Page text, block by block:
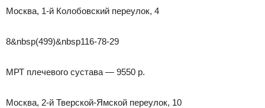
Москва, 1-й Колобовский переулок, 4
8&nbsp(499)&nbsp116-78-29
МРТ плечевого сустава — 9550 р.
Москва, 2-й Тверской-Ямской переулок, 10